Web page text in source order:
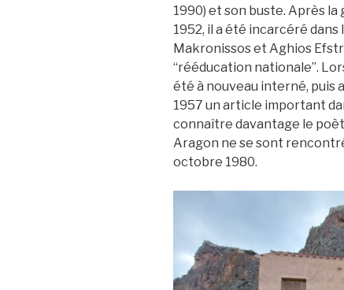
1990) et son buste. Après la
1952, il a été incarcéré dans
Makronissos et Aghios
“rééducation nationale”.
été à nouveau interné, puis
1957 un article important
connaître davantage le
Aragon ne se sont
octobre 1980.